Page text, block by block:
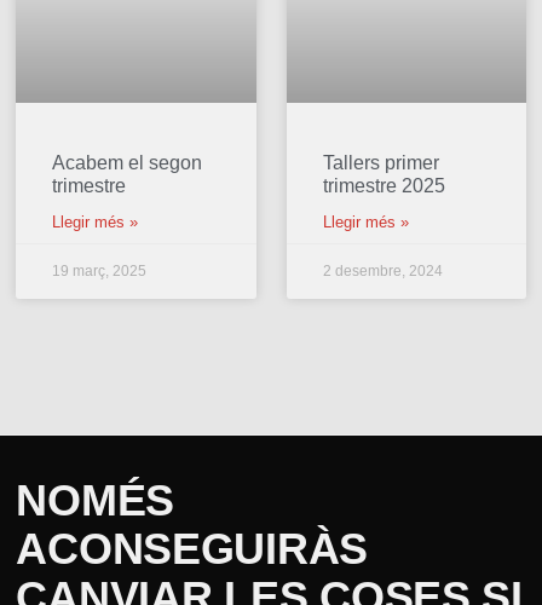
Acabem el segon
trimestre
Llegir més »
19 març, 2025
Tallers primer
trimestre 2025
Llegir més »
2 desembre, 2024
NOMÉS
ACONSEGUIRÀS